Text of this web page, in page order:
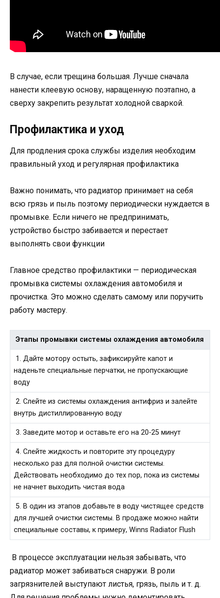
В случае, если трещина большая. Лучше сначала
нанести клеевую основу, наращенную поэтапно, а
сверху закрепить результат холодной сваркой.
Профилактика и уход
Для продления срока службы изделия необходим
правильный уход и регулярная профилактика
Важно понимать, что радиатор принимает на себя
всю грязь и пыль поэтому периодически нуждается в
промывке. Если ничего не предпринимать,
устройство быстро забивается и перестает
выполнять свои функции
Главное средство профилактики — периодическая
промывка системы охлаждения автомобиля и
прочистка. Это можно сделать самому или поручить
работу мастеру.
Этапы промывки системы охлаждения автомобиля
1. Дайте мотору остыть, зафиксируйте капот и
наденьте специальные перчатки, не пропускающие
воду
2. Слейте из системы охлаждения антифриз и залейте
внутрь дистиллированную воду
3. Заведите мотор и оставьте его на 20-25 минут
4. Слейте жидкость и повторите эту процедуру
несколько раз для полной очистки системы.
Действовать необходимо до тех пор, пока из системы
не начнет выходить чистая вода
5. В один из этапов добавьте в воду чистящее средств
для лучшей очистки системы. В продаже можно найти
специальные составы, к примеру, Winns Radiator Flush
В процессе эксплуатации нельзя забывать, что
радиатор может забиваться снаружи. В роли
загрязнителей выступают листья, грязь, пыль и т. д.